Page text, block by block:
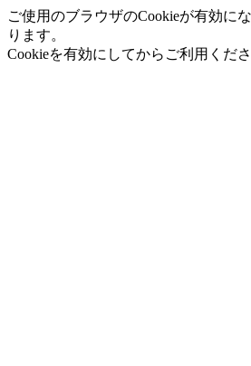
ご使用のブラウザのCookieが有効に
ります。
Cookieを有効にしてからご利用くださ